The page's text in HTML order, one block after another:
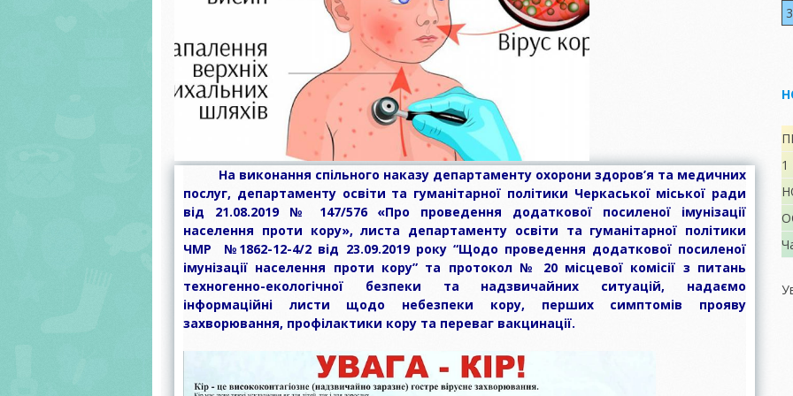
реагування у ЗДО
Україні
ЦЗ
РОБОТА
Гурткова робота
Література для
дошкільників
Методичний
кабінет
Навчальні
видання.
Рекомендації.
Організована і
самостійна
діяльність дітей
РІЧНИЙ ПЛАН
Розпорядок дня
Типовий перелік
обов”язкового
ОСВІТНЯ
ДІЯЛЬНІСТЬ В
БАНК ОСВІТНІХ
РЕСУРСІВ
ПАТРІОТИЧНЕ
ВИХОВАННЯ
ПАНОРАМА
ОСВІТА
ЧИ ПОТРІБНІ
КОЛИСКОВІ ДІТЯМ
СТАРШОГО
ДОШКІЛЬНОГО
ВІКУ?
НІЖНОСТІ
Майбутнім
першокласникам
НУШ – огляд
концепції
Діагностика дітей
до школи
Матеріально-
технічне
забезпечення ЗДО
Мова (мови)
освітнього процесу
ПРАВОПИС
Освітні програми,
що реалізуються в
ЗДО
ЗАКОН “ПРО
ДОШКІЛЬНУ
ОСВІТУ”
БАЗОВИЙ
КОМПОНЕНТ ЗДО
Результати
моніторингу якості
освіти
Статут ЗДО
Структура та
органи управління
закладу освіти
обслуговування,
закріплена за ЗДО
На виконання спільного наказу департаменту охорони здоров’я та медичних
послуг, департаменту освіти та гуманітарної політики Черкаської міської ради
від 21.08.2019 № 147/576 «Про проведення додаткової посиленої імунізації
населення проти кору», листа департаменту освіти та гуманітарної політики
ЧМР №1862-12-4/2 від 23.09.2019 року “Щодо проведення додаткової посиленої
імунізації населення проти кору” та протокол № 20 місцевої комісії з питань
техногенно-екологічної безпеки та надзвичайних ситуацій, надаємо
інформаційні листи щодо небезпеки кору, перших симптомів прояву
захворювання, профілактики кору та переваг вакцинації.
1